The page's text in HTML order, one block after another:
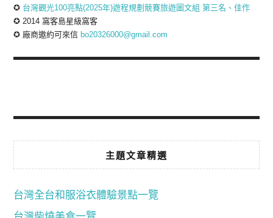
✪ 台灣觀光100亮點(2025年)遊程規劃競賽旅遊圖文組 第三名、佳作
✪ 2014 窩客島星級窩客
✪ 廠商邀約可來信 bo20326000@gmail.com
主題文章精選
台灣全台和服浴衣體驗景點一覽